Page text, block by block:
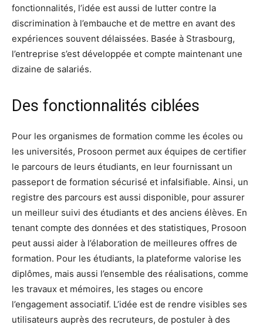
fonctionnalités, l’idée est aussi de lutter contre la
discrimination à l’embauche et de mettre en avant des
expériences souvent délaissées. Basée à Strasbourg,
l’entreprise s’est développée et compte maintenant une
dizaine de salariés.
Des fonctionnalités ciblées
Pour les organismes de formation comme les écoles ou
les universités, Prosoon permet aux équipes de certifier
le parcours de leurs étudiants, en leur fournissant un
passeport de formation sécurisé et infalsifiable. Ainsi, un
registre des parcours est aussi disponible, pour assurer
un meilleur suivi des étudiants et des anciens élèves. En
tenant compte des données et des statistiques, Prosoon
peut aussi aider à l’élaboration de meilleures offres de
formation. Pour les étudiants, la plateforme valorise les
diplômes, mais aussi l’ensemble des réalisations, comme
les travaux et mémoires, les stages ou encore
l’engagement associatif. L’idée est de rendre visibles ses
utilisateurs auprès des recruteurs, de postuler à des